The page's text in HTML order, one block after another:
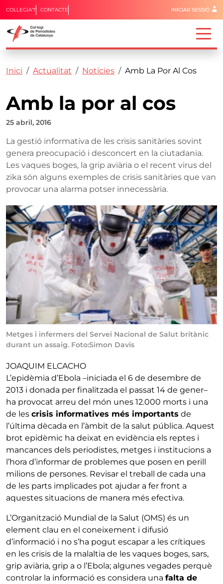
Vés al contingut
Capçalera
COL·LEGIA'T CONTACTE Menú del
INICIAR SESSIÓ
Fil d'ariadna
Inici Actualitat Notícies Amb La Por Al Cos
Amb la por al cos
25 abril, 2016
La gestió informativa de les crisis sanitàries sovint
genera preocupació i desconcert en la ciutadania.
Les vaques boges, la grip aviària o el recent virus del
zika són alguns exemples de crisis sanitàries que van
provocar una alarma potser innecessària.
Metges i infermers del Servei Nacional de Salut britànic
durant un assaig. Foto:Simon Davis
JOAQUIM ELCACHO
L’epidèmia d’Ebola –iniciada el 6 de desembre de
2013 i donada per finalitzada el passat 14 de gener–
ha provocat arreu del món unes 12.000 morts i una
de les crisis informatives més importants de
l’última dècada en l’àmbit de la salut pública. Aquest
brot epidèmic ha deixat en evidència els reptes i
mancances dels periodistes, metges i institucions a
l’hora d’informar de problemes que posen en perill
milions de persones. Revisar el treball de cada una
de les parts implicades pot ajudar a fer front a
aquestes situacions de manera més efectiva.
L’Organització Mundial de la Salut (OMS) és un
element clau en el coneixement i difusió
d’informació i no s’ha pogut escapar a les crítiques
en les crisis de la malaltia de les vaques boges, sars,
grip aviària, grip a o l’Ebola; algunes vegades perquè
controlar la informació es considera una falta de